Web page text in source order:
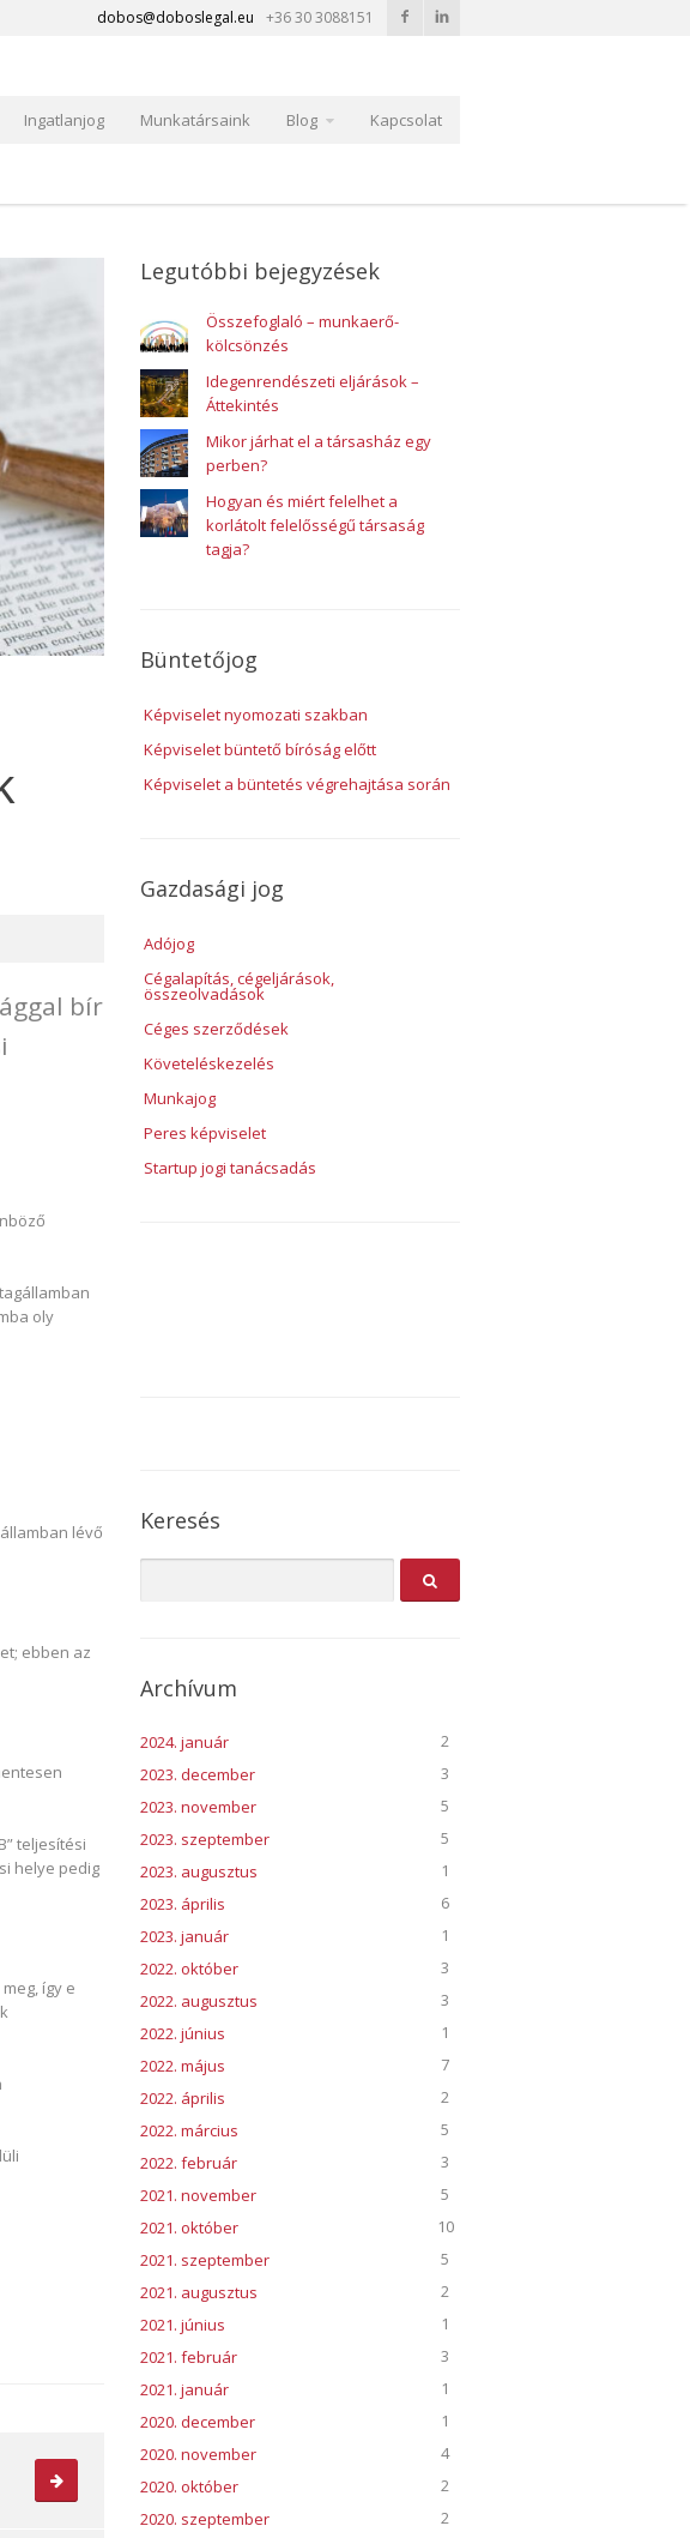
dobos@doboslegal.eu +36 30 3088151
Ingatlanjog Munkatársaink Blog Kapcsolat
bír
oly
lévő
ebben az
teljesítési
helye pedig
így e
Legutóbbi bejegyzések
Összefoglaló – munkaerő-
kölcsönzés
Idegenrendészeti eljárások –
Áttekintés
Mikor járhat el a társasház egy
perben?
Hogyan és miért felelhet a
korlátolt felelősségű társaság
tagja?
Büntetőjog
Képviselet nyomozati szakban
Képviselet büntető bíróság előtt
Képviselet a büntetés végrehajtása során
Gazdasági jog
Adójog
Cégalapítás, cégeljárások,
összeolvadások
Céges szerződések
Követeléskezelés
Munkajog
Peres képviselet
Startup jogi tanácsadás
Keresés
Archívum
2024. január
2
2023. december
3
2023. november
5
2023. szeptember
5
2023. augusztus
1
2023. április
6
2023. január
1
2022. október
3
2022. augusztus
3
2022. június
1
2022. május
7
2022. április
2
2022. március
5
2022. február
3
2021. november
5
2021. október
10
2021. szeptember
5
2021. augusztus
2
2021. június
1
2021. február
3
2021. január
1
2020. december
1
2020. november
4
2020. október
2
2020. szeptember
2